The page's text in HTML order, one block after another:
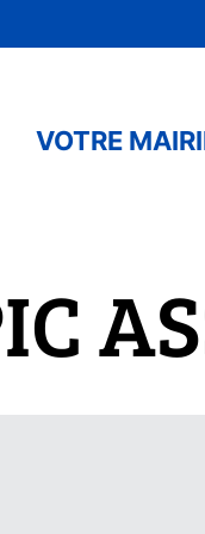
VOTRE